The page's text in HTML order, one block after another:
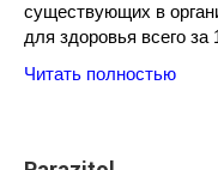
существующих в
для здоровья всего за
Читать полностью